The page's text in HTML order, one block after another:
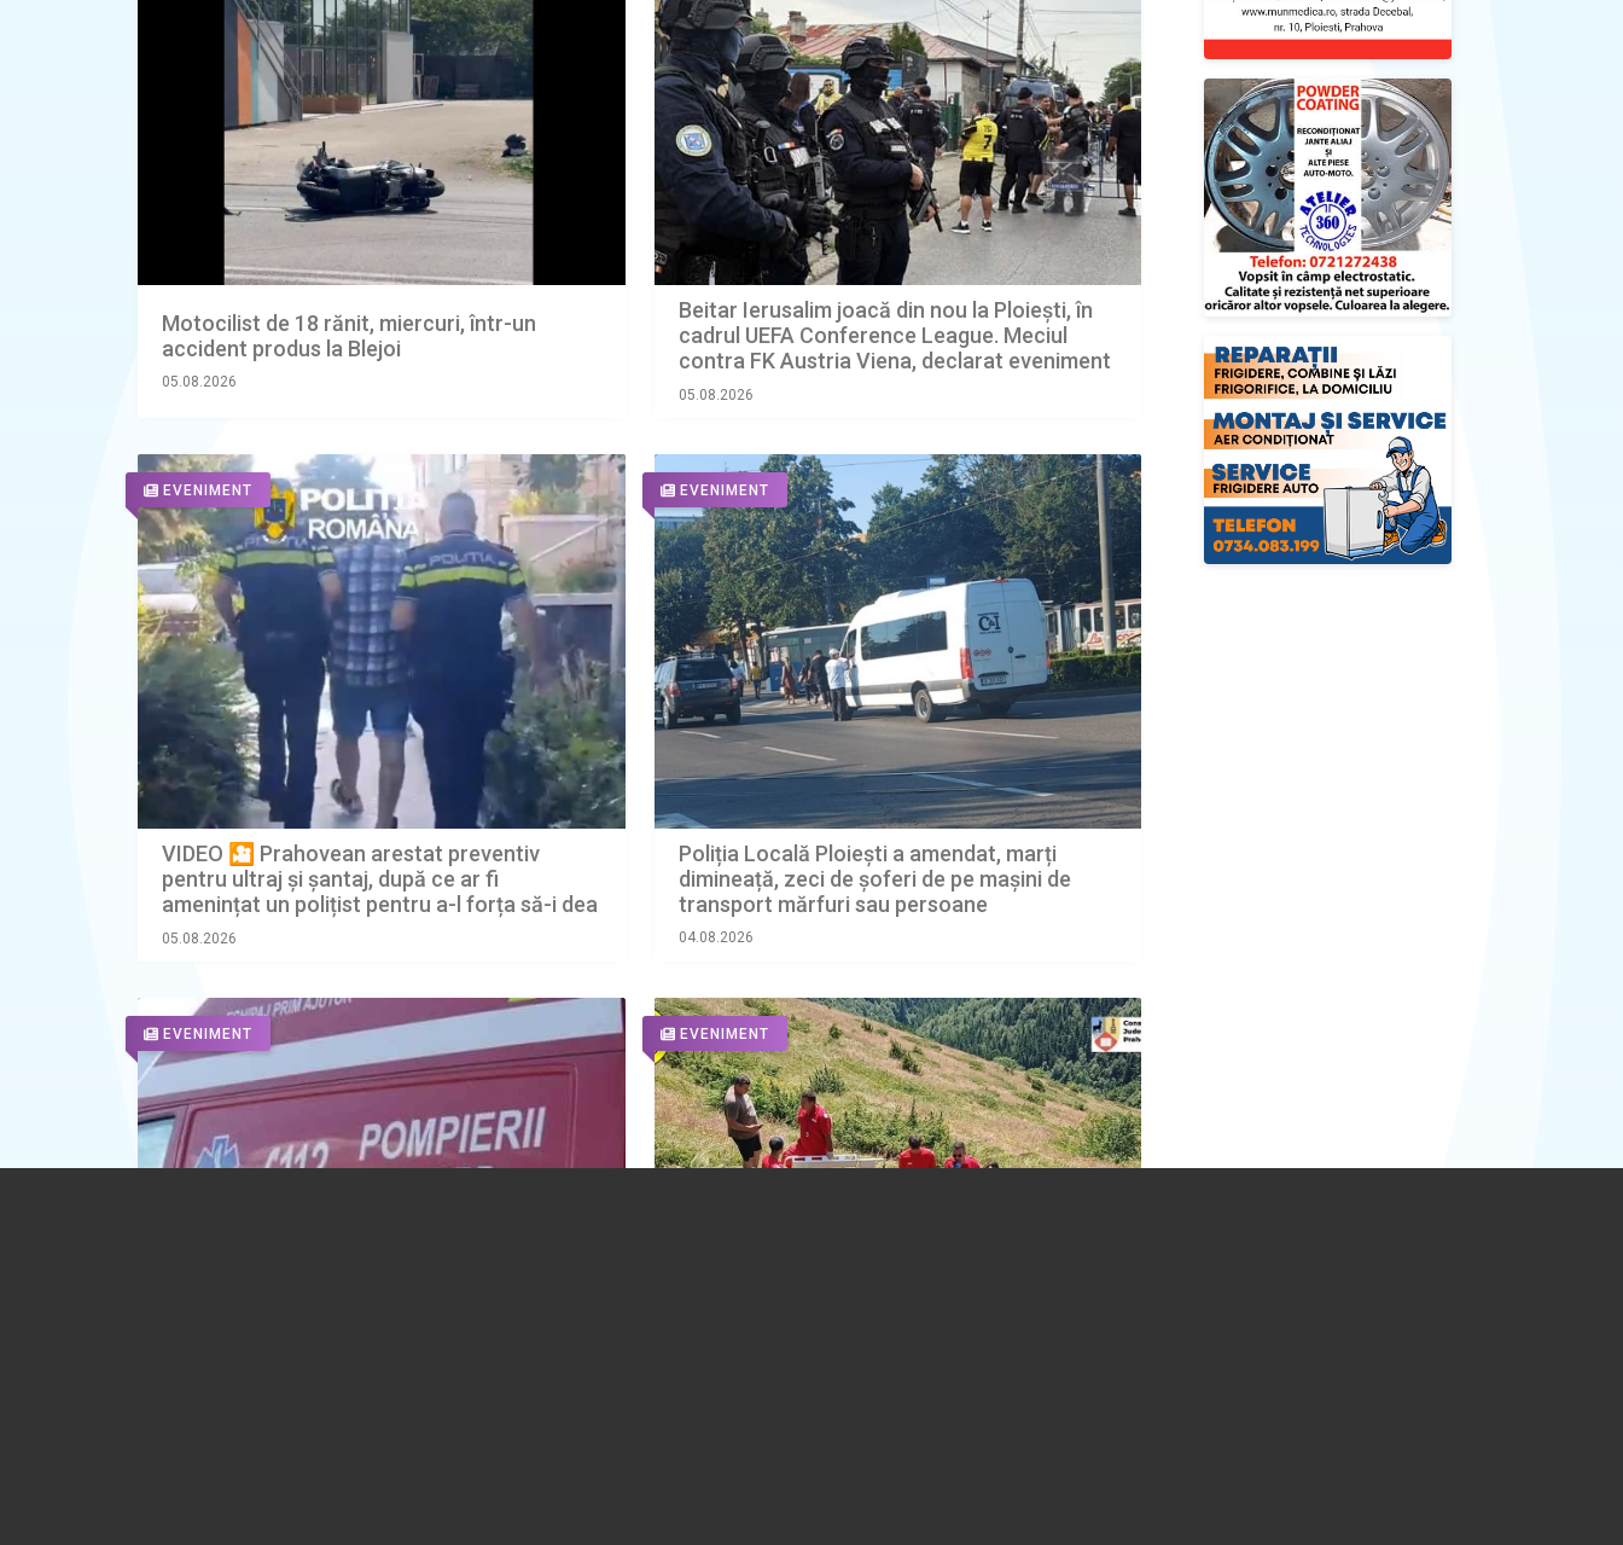
Motocilist de 18 rănit, miercuri, într-un
accident produs la Blejoi
05.08.2026
Beitar Ierusalim joacă din nou la Ploiești, în
cadrul UEFA Conference League. Meciul
contra FK Austria Viena, declarat eveniment
cu grad ridicat de risc
05.08.2026
EVENIMENT
VIDEO 🎦 Prahovean arestat preventiv
pentru ultraj și șantaj, după ce ar fi
amenințat un polițist pentru a-l forța să-i dea
bani de amendă
05.08.2026
EVENIMENT
Poliția Locală Ploiești a amendat, marți
dimineață, zeci de șoferi de pe mașini de
transport mărfuri sau persoane
04.08.2026
EVENIMENT EVENIMENT